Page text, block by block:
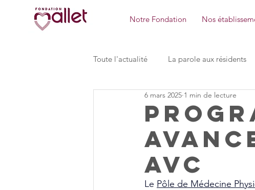
Notre Fondation Nos
Toute l'actualité La parole aux résidents
Pôle des MDL de Ste Mesme les
la Maison des bois Foyer de vie le
MAVIA Formation Pôle Direction
AVC
6 mars 2025 1 min de lecture
Le Pôle de Médecine